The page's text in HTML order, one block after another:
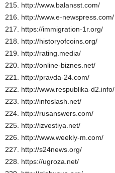
215. http://www.balansst.com/
216. http://www.e-newspress.com/
217. https://immigration-1r.org/
218. http://historyofcoins.org/
219. http://rating.media/
220. http://online-biznes.net/
221. http://pravda-24.com/
222. http://www.respublika-d2.info/
223. http://infoslash.net/
224. http://rusanswers.com/
225. http://izvestiya.net/
226. http://www.weekly-m.com/
227. http://s24news.org/
228. https://ugroza.net/